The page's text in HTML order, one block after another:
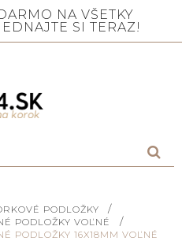
NA VŠETKY
SI TERAZ!
PODLOŽKY /
PODLOŽKY VOĽNÉ /
PODLOŽKY 16X18MM VOĽNÉ